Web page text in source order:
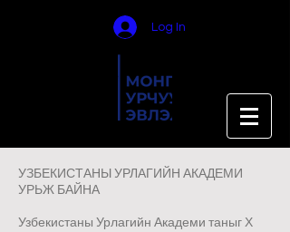
Log In
УЗБЕКИСТАНЫ УРЛАГИЙН АКАДЕМИ
УРЬЖ БАЙНА
Узбекистаны Урлагийн Академи таныг Х